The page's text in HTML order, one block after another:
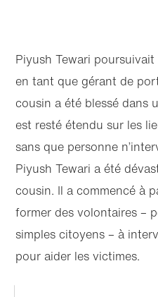
Piyush Tewari
en tant que gérant de
cousin a été blessé dans
est resté étendu sur les
sans que personne
Piyush Tewari a été
cousin. Il a commencé à
former des volontaires –
simples citoyens – à
pour aider les victimes.